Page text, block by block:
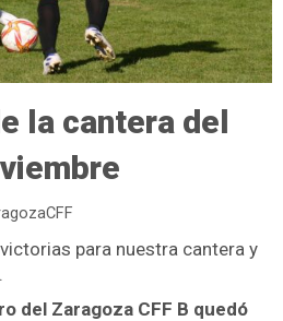
la cantera del
para nuestra cantera y
del Zaragoza CFF B quedó